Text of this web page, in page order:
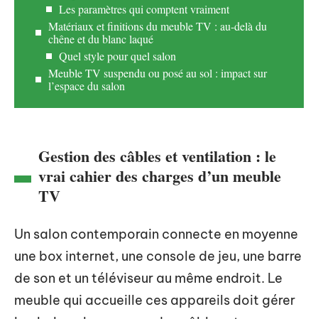
Les paramètres qui comptent vraiment
Matériaux et finitions du meuble TV : au-delà du
chêne et du blanc laqué
Quel style pour quel salon
Meuble TV suspendu ou posé au sol : impact sur
l’espace du salon
Gestion des câbles et ventilation : le
vrai cahier des charges d’un meuble
TV
Un salon contemporain connecte en moyenne
une box internet, une console de jeu, une barre
de son et un téléviseur au même endroit. Le
meuble qui accueille ces appareils doit gérer